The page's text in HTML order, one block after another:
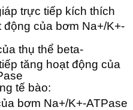
trực tiếp kích thích
động của bơm Na+/K+-
thụ thể beta-
tăng hoạt động của
tế bào:
bơm Na+/K+-ATPase